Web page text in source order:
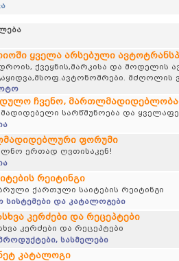
ყველა არსებული
ქვეყნის,მარკისა და მოდელის
მძღოლის
ჩვენო,
სარწმუნოება და
ფორუმი
ერთად ღვთისაკენ!
რეიტინგი
ქართული საიტების რეიტინგი
სისტემები და კატალოგები
კერძები და რეცეპტები
კერძები და რეცეპტები
სასმელები
კატალოგი